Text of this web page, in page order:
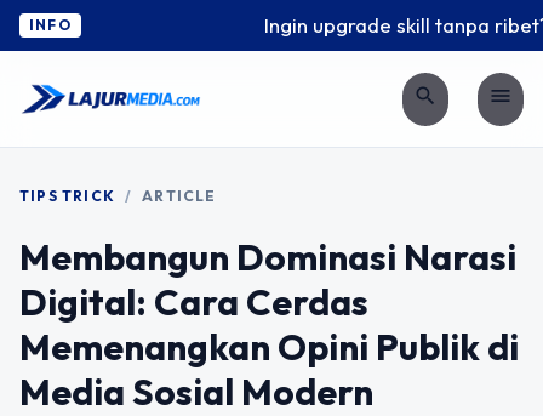
INFO Ingin upgrade skill tanpa ribet?
search menu
TIPS TRICK / ARTICLE
Membangun Dominasi Narasi
Digital: Cara Cerdas
Memenangkan Opini Publik di
Media Sosial Modern